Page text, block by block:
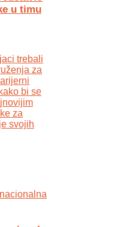
u timu
trebali
za
bi se
za
svojih